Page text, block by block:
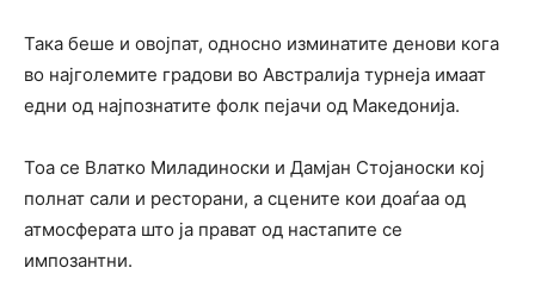
Така беше и овојпат, односно изминатите денови кога
во најголемите градови во Австралија турнеја имаат
едни од најпознатите фолк пејачи од Македонија.
Тоа се Влатко Миладиноски и Дамјан Стојаноски кој
полнат сали и ресторани, а сцените кои доаѓаа од
атмосферата што ја прават од настапите се
импозантни.